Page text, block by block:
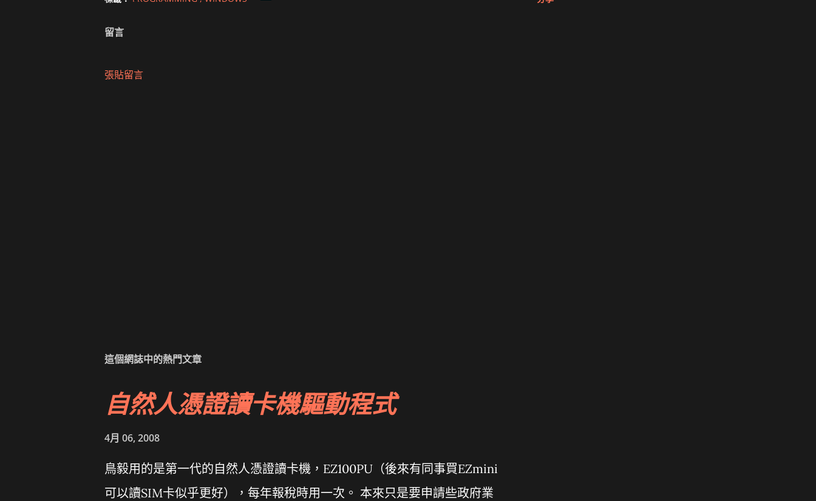
留言
張貼留言
這個網誌中的熱門文章
自然人憑證讀卡機驅動程式
4月 06, 2008
鳥毅用的是第一代的自然人憑證讀卡機，EZ100PU（後來有同事買EZmini
可以讀SIM卡似乎更好），每年報稅時用一次。 本來只是要申請些政府業